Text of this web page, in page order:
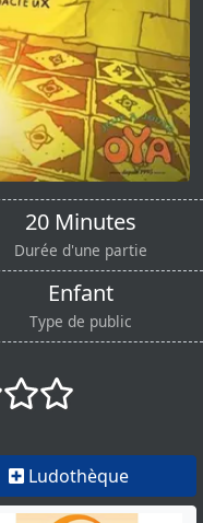
20 Minutes
Durée d'une partie
Enfant
Type de public
() ()
()
Ludothèque